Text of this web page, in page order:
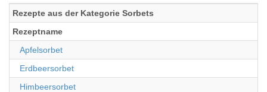
Rezepte aus der Kategorie Sorbets
Rezeptname
Apfelsorbet
Erdbeersorbet
Himbeersorbet